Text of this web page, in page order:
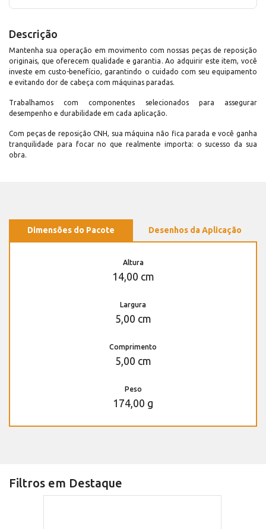
Descrição
Mantenha sua operação em movimento com nossas peças de reposição
originais, que oferecem qualidade e garantia. Ao adquirir este item, você
investe em custo-benefício, garantindo o cuidado com seu equipamento
e evitando dor de cabeça com máquinas paradas.
Trabalhamos com componentes selecionados para assegurar
desempenho e durabilidade em cada aplicação.
Com peças de reposição CNH, sua máquina não fica parada e você ganha
tranquilidade para focar no que realmente importa: o sucesso da sua
obra.
Dimensões do Pacote Desenhos da Aplicação
Altura
14,00 cm
Largura
5,00 cm
Comprimento
5,00 cm
Peso
174,00 g
Filtros em Destaque